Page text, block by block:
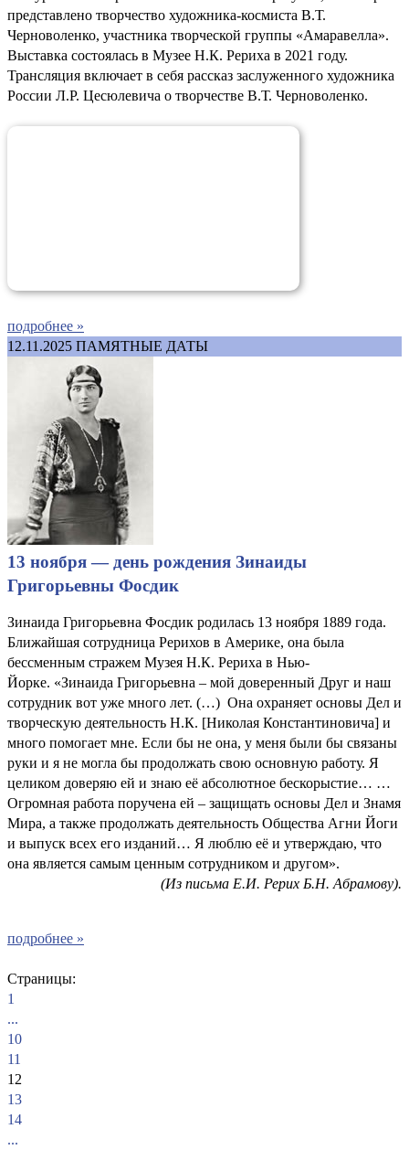
представлено творчество художника-космиста В.Т.
Черноволенко, участника творческой группы «Амаравелла».
Выставка состоялась в Музее Н.К. Рериха в 2021 году.
Трансляция включает в себя рассказ заслуженного художника
России Л.Р. Цесюлевича о творчестве В.Т. Черноволенко.
подробнее »
12.11.2025 ПАМЯТНЫЕ ДАТЫ
13 ноября — день рождения Зинаиды
Григорьевны Фосдик
Зинаида Григорьевна Фосдик родилась 13 ноября 1889 года.
Ближайшая сотрудница Рерихов в Америке, она была
бессменным стражем Музея Н.К. Рериха в Нью-
Йорке. «Зинаида Григорьевна – мой доверенный Друг и наш
сотрудник вот уже много лет. (…) Она охраняет основы Дел и
творческую деятельность Н.К. [Николая Константиновича] и
много помогает мне. Если бы не она, у меня были бы связаны
руки и я не могла бы продолжать свою основную работу. Я
целиком доверяю ей и знаю её абсолютное бескорыстие… …
Огромная работа поручена ей – защищать основы Дел и Знамя
Мира, а также продолжать деятельность Общества Агни Йоги
и выпуск всех его изданий… Я люблю её и утверждаю, что
она является самым ценным сотрудником и другом».
(Из письма Е.И. Рерих Б.Н. Абрамову).
подробнее »
Страницы:
1
...
10
11
12
13
14
...